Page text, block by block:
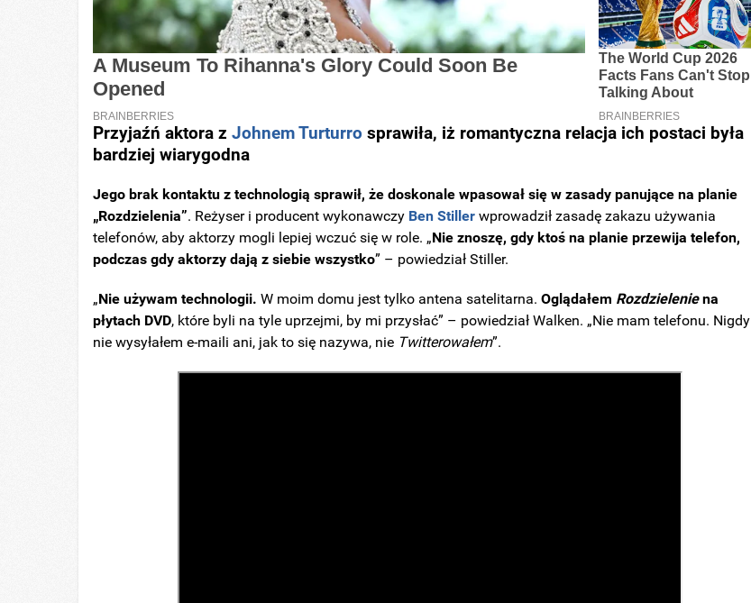
Przyjaźń aktora zJohnem Turturro sprawiła, iż romantyczna relacja ich postaci była
bardziej wiarygodna
Jego brak kontaktu z technologią sprawił, że doskonale wpasował się w zasady panujące na planie
„Rozdzielenia”. Reżyser i producent wykonawczy Ben Stiller wprowadził zasadę zakazu używania
telefonów, aby aktorzy mogli lepiej wczuć się w role. „Nie znoszę, gdy ktoś na planie przewija telefon,
podczas gdy aktorzy dają z siebie wszystko” – powiedział Stiller.
„Nie używam technologii. W moim domu jest tylko antena satelitarna.Oglądałem Rozdzieleniena
płytach DVD, które byli na tyle uprzejmi, by mi przysłać” – powiedział Walken. „Nie mam telefonu. Nigdy
nie wysyłałem e-maili ani, jak to się nazywa, nie Twitterowałem”.